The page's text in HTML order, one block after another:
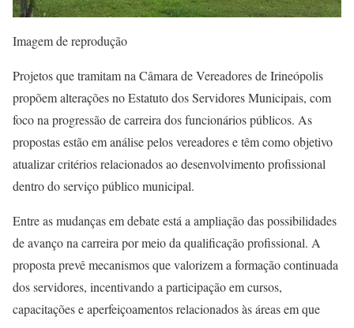
Imagem de reprodução
Projetos que tramitam na Câmara de Vereadores de Irineópolis
propõem alterações no Estatuto dos Servidores Municipais, com
foco na progressão de carreira dos funcionários públicos. As
propostas estão em análise pelos vereadores e têm como objetivo
atualizar critérios relacionados ao desenvolvimento profissional
dentro do serviço público municipal.
Entre as mudanças em debate está a ampliação das possibilidades
de avanço na carreira por meio da qualificação profissional. A
proposta prevê mecanismos que valorizem a formação continuada
dos servidores, incentivando a participação em cursos,
capacitações e aperfeiçoamentos relacionados às áreas em que